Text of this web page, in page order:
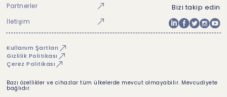
Partnerler
İletişim
Bizi takip edin
Kullanım Şartları
Gizlilik Politikası
Çerez Politikası
Bazı özellikler ve cihazlar tüm ülkelerde mevcut olmayabilir. Mevcudiyete
bağlıdır.